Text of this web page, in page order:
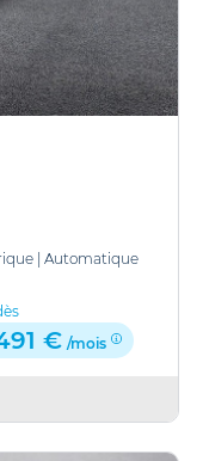
Automatique
€ /mois